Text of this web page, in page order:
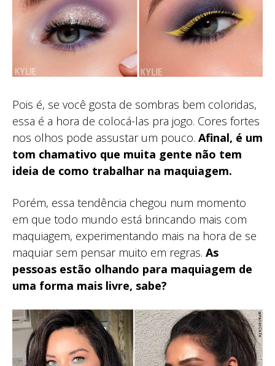
Pois é, se você gosta de sombras bem coloridas,
essa é a hora de colocá-las pra jogo. Cores fortes
nos olhos pode assustar um pouco. Afinal, é um
tom chamativo que muita gente não tem
ideia de como trabalhar na maquiagem.
Porém, essa tendência chegou num momento
em que todo mundo está brincando mais com
maquiagem, experimentando mais na hora de se
maquiar sem pensar muito em regras. As
pessoas estão olhando para maquiagem de
uma forma mais livre, sabe?